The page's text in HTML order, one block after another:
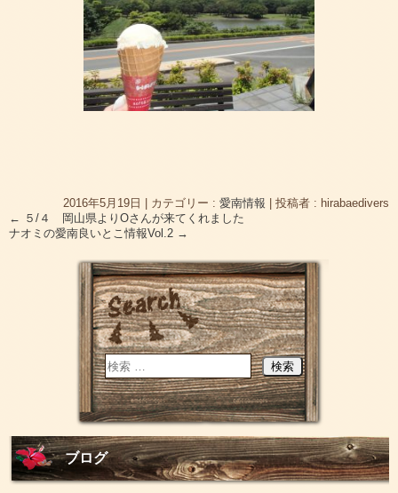
2016年5月19日 | カテゴリー : 愛南情報 | 投稿者 : hirabaedivers
← ５/４ 岡山県よりOさんが来てくれました
ナオミの愛南良いとこ情報Vol.2 →
ブログ